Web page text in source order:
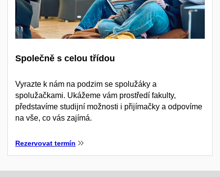
Společně s celou třídou
Vyrazte k nám na podzim se spolužáky a
spolužačkami. Ukážeme vám prostředí fakulty,
představíme studijní možnosti i přijímačky a odpovíme
na vše, co vás zajímá.
Rezervovat termín